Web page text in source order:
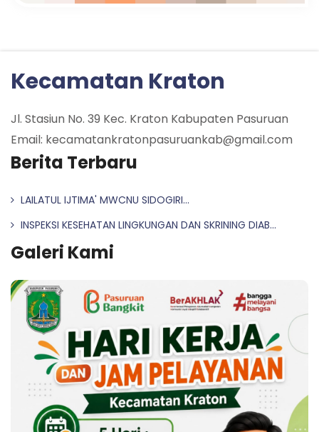
Kecamatan Kraton
Jl. Stasiun No. 39 Kec. Kraton Kabupaten Pasuruan
Email: kecamatankratonpasuruankab@gmail.com
Berita Terbaru
LAILATUL IJTIMA' MWCNU SIDOGIRI...
INSPEKSI KESEHATAN LINGKUNGAN DAN SKRINING DIAB...
Galeri Kami